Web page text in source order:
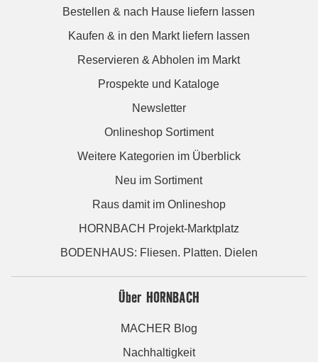
Bestellen & nach Hause liefern lassen
Kaufen & in den Markt liefern lassen
Reservieren & Abholen im Markt
Prospekte und Kataloge
Newsletter
Onlineshop Sortiment
Weitere Kategorien im Überblick
Neu im Sortiment
Raus damit im Onlineshop
HORNBACH Projekt-Marktplatz
BODENHAUS: Fliesen. Platten. Dielen
Über HORNBACH
MACHER Blog
Nachhaltigkeit